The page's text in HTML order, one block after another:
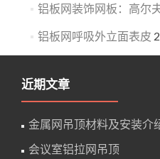
铝板网装饰网板：高尔
铝板网呼吸外立面表皮
近期文章
金属网吊顶材料及安装介
会议室铝拉网吊顶